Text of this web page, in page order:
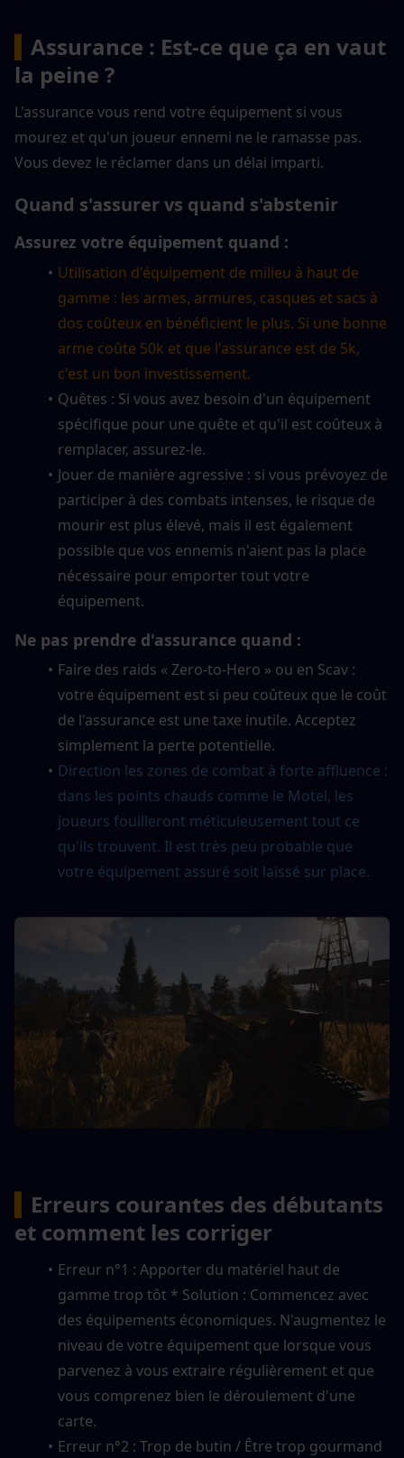
Assurance : Est-ce que ça en vaut
la peine ?
L'assurance vous rend votre équipement si vous
mourez et qu'un joueur ennemi ne le ramasse pas.
Vous devez le réclamer dans un délai imparti.
Quand s'assurer vs quand s'abstenir
Assurez votre équipement quand :
Utilisation d'équipement de milieu à haut de
gamme : les armes, armures, casques et sacs à
dos coûteux en bénéficient le plus. Si une bonne
arme coûte 50k et que l'assurance est de 5k,
c'est un bon investissement.
Quêtes : Si vous avez besoin d'un équipement
spécifique pour une quête et qu'il est coûteux à
remplacer, assurez-le.
Jouer de manière agressive : si vous prévoyez de
participer à des combats intenses, le risque de
mourir est plus élevé, mais il est également
possible que vos ennemis n'aient pas la place
nécessaire pour emporter tout votre
équipement.
Ne pas prendre d'assurance quand :
Faire des raids « Zero-to-Hero » ou en Scav :
votre équipement est si peu coûteux que le coût
de l'assurance est une taxe inutile. Acceptez
simplement la perte potentielle.
Direction les zones de combat à forte affluence :
dans les points chauds comme le Motel, les
joueurs fouilleront méticuleusement tout ce
qu'ils trouvent. Il est très peu probable que
votre équipement assuré soit laissé sur place.
Erreurs courantes des débutants
et comment les corriger
Erreur n°1 : Apporter du matériel haut de
gamme trop tôt * Solution : Commencez avec
des équipements économiques. N'augmentez le
niveau de votre équipement que lorsque vous
parvenez à vous extraire régulièrement et que
vous comprenez bien le déroulement d'une
carte.
Erreur n°2 : Trop de butin / Être trop gourmand